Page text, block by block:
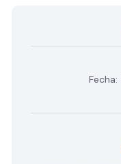
Fecha: